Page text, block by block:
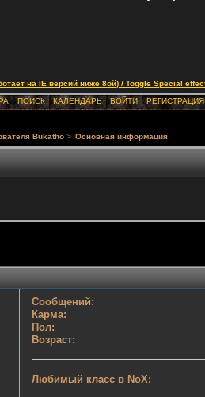
на IE версий ниже 8ой) / Toggle Special
ПОИСК КАЛЕНДАРЬ ВОЙТИ РЕГИСТРАЦИЯ
Bukatho > Основная информация
Сообщений:
Карма:
Пол:
Возраст:
Любимый класс в NoX: